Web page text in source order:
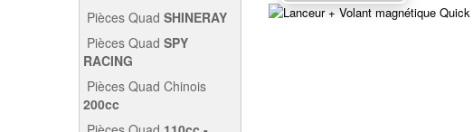
200CC BS200S7
Pièces Quad SHINERAY
PIÈCES 300CC
Pièces Quad SPY
RACING
Pièces Quad Chinois
200cc